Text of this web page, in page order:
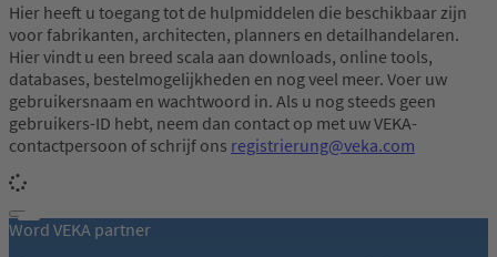
Hier heeft u toegang tot de hulpmiddelen die beschikbaar zijn
voor fabrikanten, architecten, planners en detailhandelaren.
Hier vindt u een breed scala aan downloads, online tools,
databases, bestelmogelijkheden en nog veel meer. Voer uw
gebruikersnaam en wachtwoord in. Als u nog steeds geen
gebruikers-ID hebt, neem dan contact op met uw VEKA-
contactpersoon of schrijf ons registrierung@veka.com
Word VEKA partner